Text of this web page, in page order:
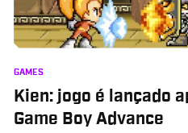
GAMES
Kien: jogo é lançado
Game Boy Advance